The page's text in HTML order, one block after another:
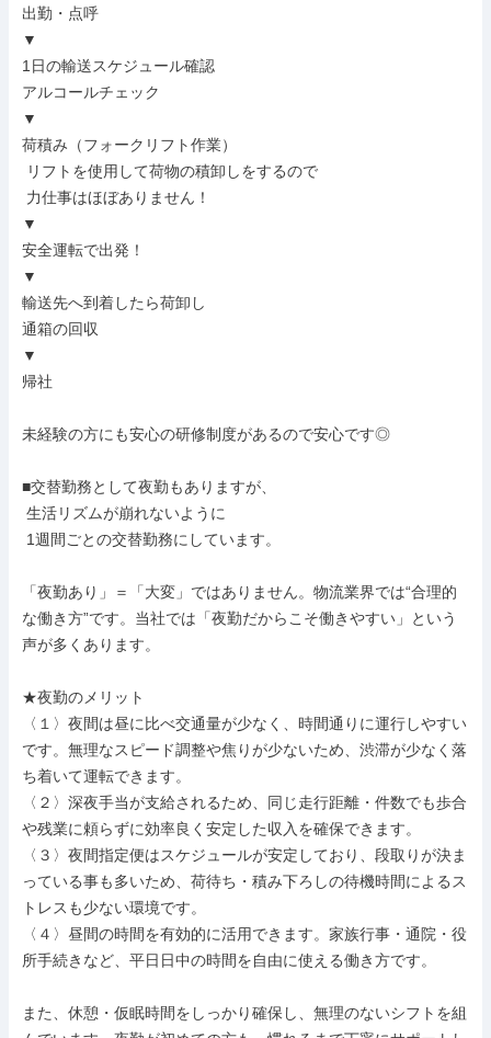
出勤・点呼
▼
1日の輸送スケジュール確認
アルコールチェック
▼
荷積み（フォークリフト作業）
▼
安全運転で出発！
▼
輸送先へ到着したら荷卸し
通箱の回収
▼
帰社
未経験の方にも安心の研修制度があるので安心です◎
■交替勤務として夜勤もありますが、
「夜勤あり」＝「大変」ではありません。物流業界では“合理的
な働き方”です。当社では「夜勤だからこそ働きやすい」という
声が多くあります。
★夜勤のメリット
〈１〉夜間は昼に比べ交通量が少なく、時間通りに運行しやすい
です。無理なスピード調整や焦りが少ないため、渋滞が少なく落
ち着いて運転できます。
〈２〉深夜手当が支給されるため、同じ走行距離・件数でも歩合
や残業に頼らずに効率良く安定した収入を確保できます。
〈３〉夜間指定便はスケジュールが安定しており、段取りが決ま
っている事も多いため、荷待ち・積み下ろしの待機時間によるス
トレスも少ない環境です。
〈４〉昼間の時間を有効的に活用できます。家族行事・通院・役
所手続きなど、平日日中の時間を自由に使える働き方です。
また、休憩・仮眠時間をしっかり確保し、無理のないシフトを組